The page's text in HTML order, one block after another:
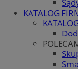
KATALOG